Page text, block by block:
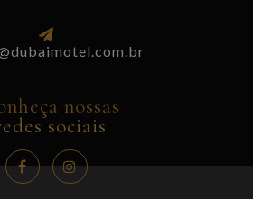
nossas
sociais